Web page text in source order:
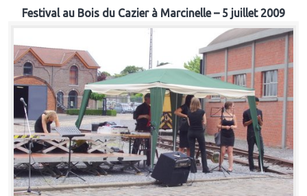
Festival au Bois du Cazier à Marcinelle – 5 juillet 2009